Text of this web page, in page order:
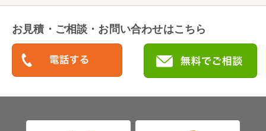
お見積・ご相談・お問い合わせはこちら